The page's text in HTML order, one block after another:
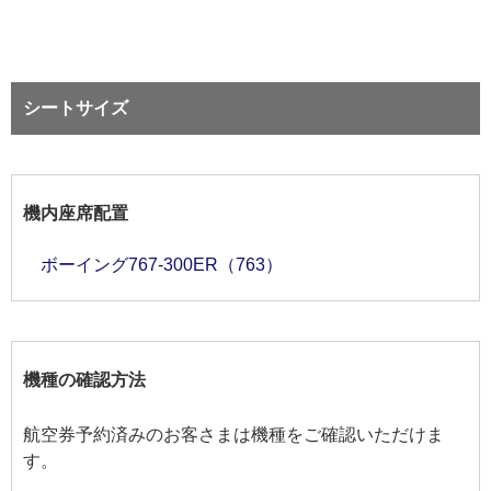
シートサイズ
機内座席配置
ボーイング767-300ER（763）
機種の確認方法
航空券予約済みのお客さまは機種をご確認いただけま
す。